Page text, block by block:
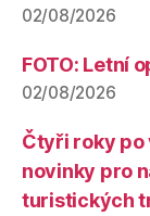
02/08/2026
FOTO: Letní
02/08/2026
Čtyři roky po
novinky pro
turistických